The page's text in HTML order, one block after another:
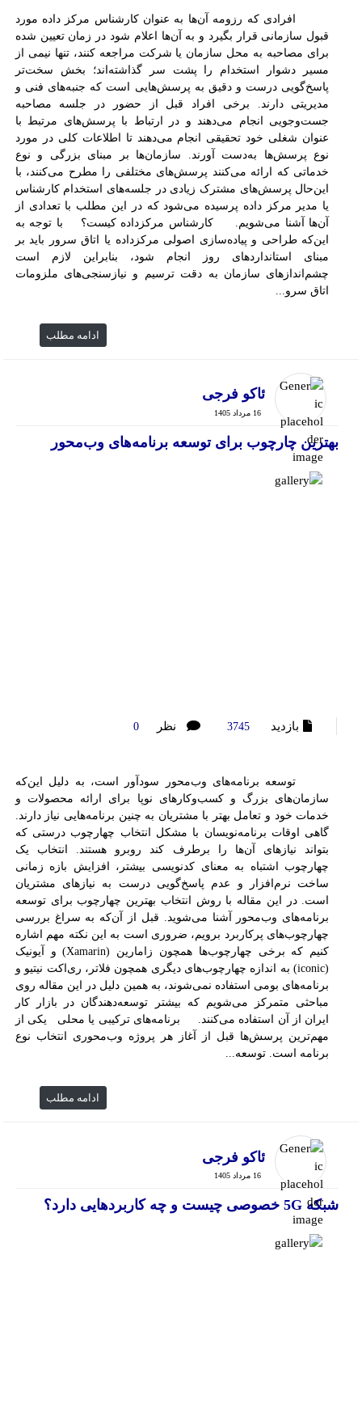
افرادی که رزومه آن‌ها به عنوان کارشناس مرکز داده مورد
قبول سازمانی قرار بگیرد و به آن‌ها اعلام شود در زمان تعیین شده
برای مصاحبه به محل سازمان یا شرکت مراجعه کنند، تنها نیمی از
مسیر دشوار استخدام را پشت سر گذاشته‌اند؛ بخش سخت‌تر
پاسخ‌گویی درست و دقیق به پرسش‌هایی است که جنبه‌های فنی و
مدیریتی دارند. برخی افراد قبل از حضور در جلسه مصاحبه
جست‌وجویی انجام می‌دهند و در ارتباط با پرسش‌های مرتبط با
عنوان شغلی خود تحقیقی انجام می‌دهند تا اطلاعات کلی در مورد
نوع پرسش‌ها به‌دست آورند. سازمان‌ها بر مبنای بزرگی و نوع
خدماتی که ارائه می‌کنند پرسش‌های مختلفی را مطرح می‌کنند، با
این‌حال پرسش‌های مشترک زیادی در جلسه‌های استخدام کارشناس
یا مدیر مرکز داده پرسیده می‌شود که در این مطلب با تعدادی از
آن‌ها آشنا می‌شویم. کارشناس مرکز‌داده کیست؟ با توجه به
این‌که طراحی و پیاده‌سازی اصولی مرکز‌داده یا اتاق سرور باید بر
مبنای استانداردهای روز انجام شود، بنابراین لازم است
چشم‌اندازهای سازمان به دقت ترسیم و نیاز‌سنجی‌‌های ملزومات
اتاق سرو...
ادامه مطلب
ئاکو فرجی
16 مرداد 1405
بهترین چارچوب برای توسعه برنامه‌های وب‌محور
بازدید 3745 نظر 0
توسعه برنامه‌های وب‌محور سودآور است، به دلیل این‌که
سازمان‌های بزرگ و کسب‌وکارهای نوپا برای ارائه محصولات و
خدمات خود و تعامل بهتر با مشتریان به چنین برنامه‌هایی نیاز دارند.
گاهی اوقات برنامه‌نویسان با مشکل انتخاب چهارچوب درستی که
بتواند نیازهای آن‌ها را برطرف کند روبرو هستند. انتخاب یک
چهارچوب اشتباه به معنای کدنویسی بیشتر، افزایش بازه زمانی
ساخت نرم‌افزار و عدم پاسخ‌گویی درست به نیازهای مشتریان
است. در این مقاله با روش انتخاب بهترین چهارچوب برای توسعه
برنامه‌های وب‌محور آشنا می‌شوید. قبل از آن‌که به سراغ بررسی
چهارچوب‌های پرکاربرد برویم، ضروری است به این نکته مهم اشاره
کنیم که برخی چهارچوب‌ها همچون زامارین (Xamarin) و آیونیک
(iconic) به اندازه چهارچوب‌های دیگری همچون فلاتر، ری‌اکت نیتیو و
برنامه‌های بومی استفاده نمی‌شوند، به همین دلیل در این مقاله روی
مباحثی متمرکز می‌شویم که بیشتر توسعه‌دهندگان در بازار کار
ایران از آن استفاده می‌کنند. برنامه‌های ترکیبی یا محلی یکی از
مهم‌ترین پرسش‌ها قبل از آغاز هر پروژه وب‌محوری انتخاب نوع
برنامه است. توسعه...
ادامه مطلب
ئاکو فرجی
16 مرداد 1405
شبکه 5G خصوصی چیست و چه کاربردهایی دارد؟